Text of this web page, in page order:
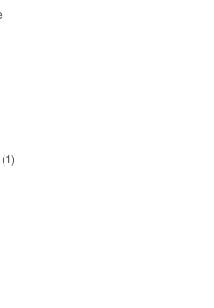
(1)